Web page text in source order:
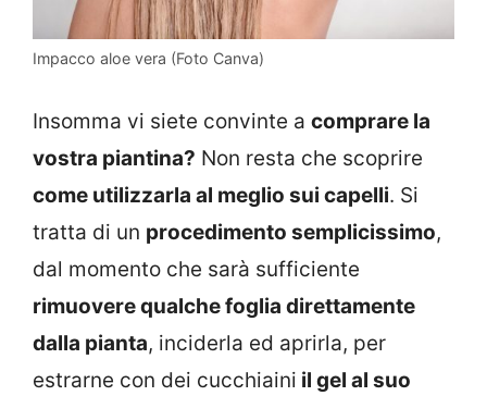
Impacco aloe vera (Foto Canva)
Insomma vi siete convinte a comprare la
vostra piantina? Non resta che scoprire
come utilizzarla al meglio sui capelli. Si
tratta di un procedimento semplicissimo,
dal momento che sarà sufficiente
rimuovere qualche foglia direttamente
dalla pianta, inciderla ed aprirla, per
estrarne con dei cucchiaini il gel al suo